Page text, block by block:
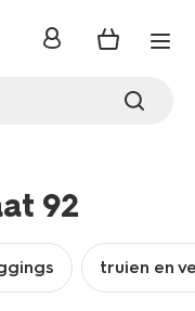
inloggen
92
truien en